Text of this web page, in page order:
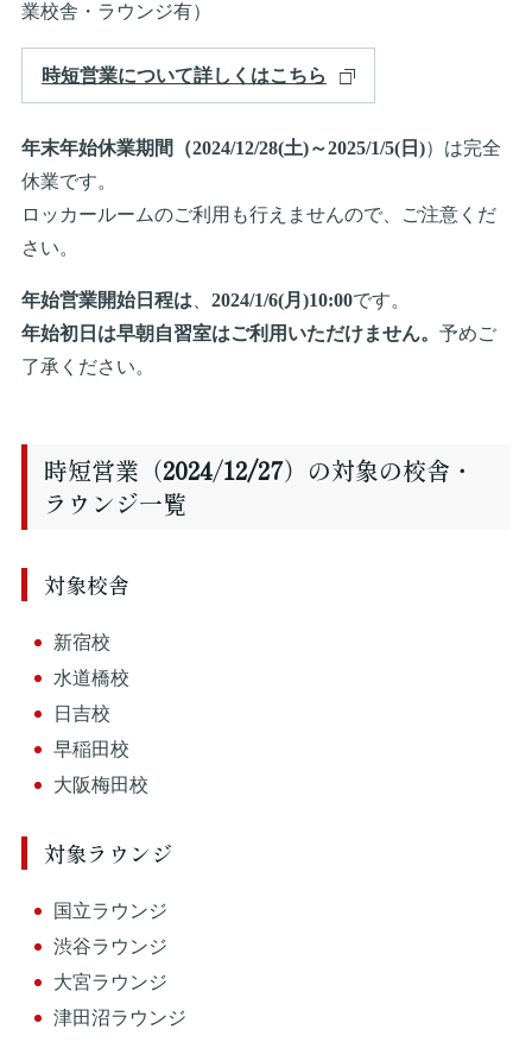
業校舎・ラウンジ有）
時短営業について詳しくはこちら
年末年始休業期間（2024/12/28(土)～2025/1/5(日)）は完全
休業です。
ロッカールームのご利用も行えませんので、ご注意くだ
さい。
年始営業開始日程は 2024/1/6(月)10:00です。
年始初日は早朝自習室はご利用いただけません。 予めご
了承ください。
時短営業（2024/12/27）の対象の校舎・
ラウンジ一覧
対象校舎
新宿校
水道橋校
日吉校
早稲田校
大阪梅田校
対象ラウンジ
国立ラウンジ
渋谷ラウンジ
大宮ラウンジ
津田沼ラウンジ